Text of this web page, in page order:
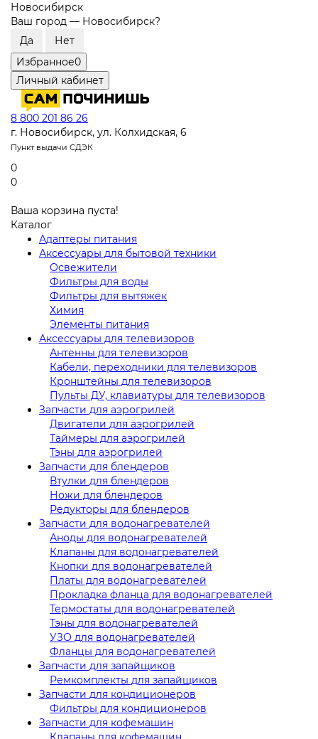
Новосибирск
Ваш город — Новосибирск?
Избранное0
Личный кабинет
8 800 201 86 26
г. Новосибирск, ул. Колхидская, 6
Пункт выдачи СДЭК
0
0
Ваша корзина пуста!
Каталог
Адаптеры питания
Аксессуары для бытовой техники
Освежители
Фильтры для воды
Фильтры для вытяжек
Химия
Элементы питания
Аксессуары для телевизоров
Антенны для телевизоров
Кабели, переходники для телевизоров
Кронштейны для телевизоров
Пульты ДУ, клавиатуры для телевизоров
Запчасти для аэрогрилей
Двигатели для аэрогрилей
Таймеры для аэрогрилей
Тэны для аэрогрилей
Запчасти для блендеров
Втулки для блендеров
Ножи для блендеров
Редукторы для блендеров
Запчасти для водонагревателей
Аноды для водонагревателей
Клапаны для водонагревателей
Кнопки для водонагревателей
Платы для водонагревателей
Прокладка фланца для водонагревателей
Термостаты для водонагревателей
Тэны для водонагревателей
УЗО для водонагревателей
Фланцы для водонагревателей
Запчасти для запайщиков
Ремкомплекты для запайщиков
Запчасти для кондиционеров
Фильтры для кондиционеров
Запчасти для кофемашин